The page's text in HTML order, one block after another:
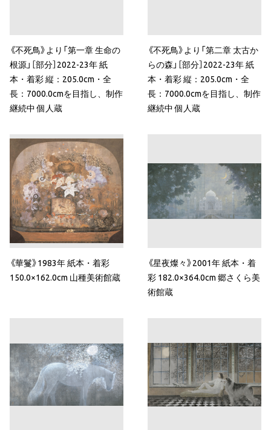
《不死鳥》より「第一章 生命の
根源」［部分］2022-23年 紙
本・着彩 縦：205.0cm・全
長：7000.0cmを目指し、制作
継続中 個人蔵
《不死鳥》より「第二章 太古か
らの森」［部分］2022-23年 紙
本・着彩 縦：205.0cm・全
長：7000.0cmを目指し、制作
継続中 個人蔵
《華鬘》1983年 紙本・着彩
150.0×162.0cm 山種美術館蔵
《星夜燦々》2001年 紙本・着
彩 182.0×364.0cm 郷さくら美
術館蔵